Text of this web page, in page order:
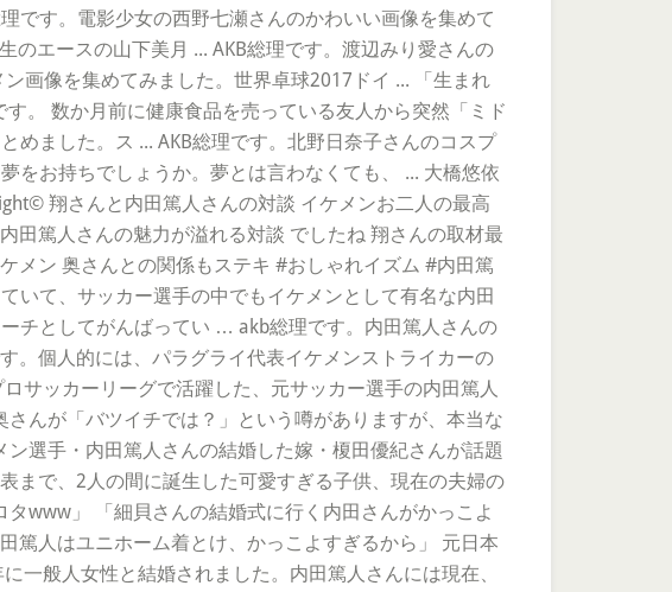
です。電影少女の西野七瀬さんのかわいい画像を集めて
エースの山下美月 ... AKB総理です。渡辺みり愛さんの
画像を集めてみました。世界卓球2017ドイ ... 「生まれ
。 数か月前に健康食品を売っている友人から突然「ミド
めました。ス ... AKB総理です。北野日奈子さんのコスプ
をお持ちでしょうか。夢とは言わなくても、 ... 大橋悠依
翔さんと内田篤人さんの対談 イケメンお二人の最高
田篤人さんの魅力が溢れる対談 でしたね 翔さんの取材最
メン 奥さんとの関係もステキ #おしゃれイズム #内田篤
いて、サッカー選手の中でもイケメンとして有名な内田
チとしてがんばってい … akb総理です。内田篤人さんの
。個人的には、パラグライ代表イケメンストライカーの
サッカーリーグで活躍した、元サッカー選手の内田篤人
んが「バツイチでは？」という噂がありますが、本当な
選手・内田篤人さんの結婚した嫁・榎田優紀さんが話題
まで、2人の間に誕生した可愛すぎる子供、現在の夫婦の
www」 「細貝さんの結婚式に行く内田さんがかっこよ
篤人はユニホーム着とけ、かっこよすぎるから」 元日本
一般人女性と結婚されました。内田篤人さんには現在、